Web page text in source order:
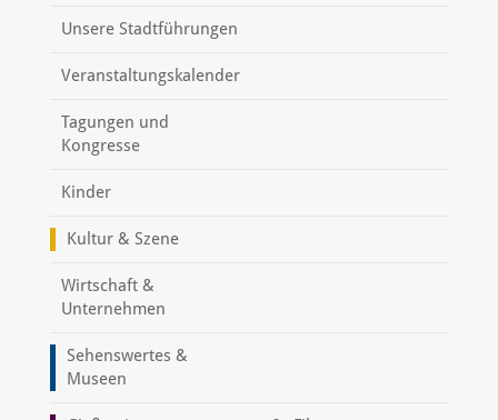
Unsere Stadtführungen
Veranstaltungskalender
Tagungen und
Kongresse
Kinder
Kultur & Szene
Wirtschaft &
Unternehmen
Sehenswertes &
Museen